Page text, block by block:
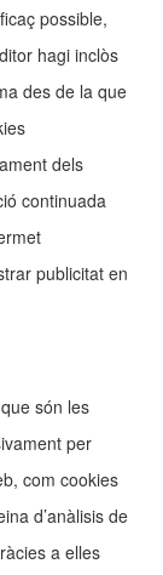
possible,
hagi inclòs
des de la que
dels
continuada
publicitat en
són les
per
com cookies
d’anàlisis de
a elles